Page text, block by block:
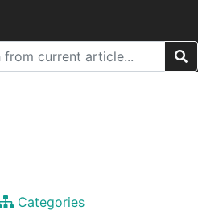
Categories